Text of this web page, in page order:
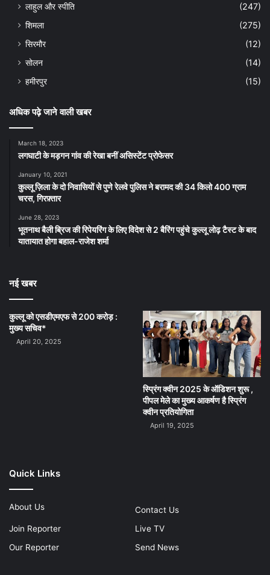
लाहुल और स्पीति
(247)
शिमला
(275)
सिरमौर
(12)
सोलन
(14)
हमीरपुर
(15)
अधिक पढ़े जाने वाली खबर
March 18, 2023
लगघाटी के मड़गन गांव की रेखा बनीं असिस्टेंट प्रोफेसर
January 10, 2021
कुल्लू ज़िला के दो निवासियों से पुणे रेलवे पुलिस ने बरामद की 34 किलो 400 ग्राम
चरस, गिरफ़्तार
June 28, 2023
भूतनाथ बैली ब्रिज की रिपेयरिंग के लिए विदेश से 2 बैरिंग पहुंचे कुल्लू लोढ़ टैस्ट के बाद
यातायात होगा बहाल-राजेश शर्मा
नई खबर
कुल्लू को एसडीएमएफ से 200 करोड़ :
मुख्य सचिव*
April 20, 2025
स्प्रिंग क्वीन 2025 के ऑडिशन शुरू ,
पीपल मेले का मुख्य आकर्षण है स्प्रिंग
क्वीन प्रतियोगिता
April 19, 2025
Quick Links
About Us
Contact Us
Join Reporter
Live TV
Our Reporter
Send News